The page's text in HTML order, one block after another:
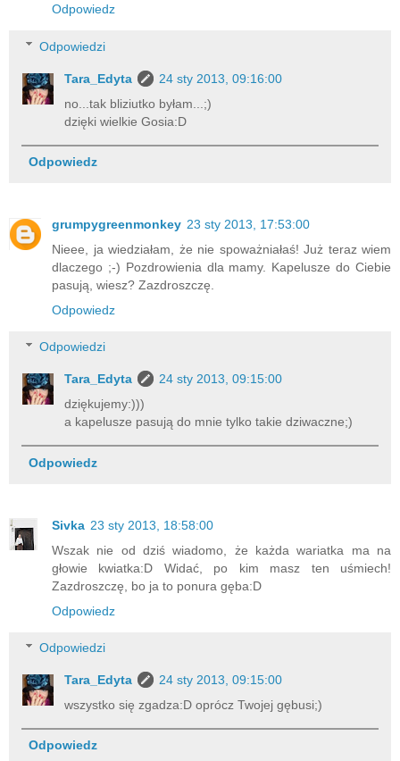
Odpowiedz
Odpowiedzi
Tara_Edyta
24 sty 2013, 09:16:00
no...tak bliziutko byłam...;)
dzięki wielkie Gosia:D
Odpowiedz
grumpygreenmonkey 23 sty 2013, 17:53:00
Nieee, ja wiedziałam, że nie spoważniałaś! Już teraz wiem
dlaczego ;-) Pozdrowienia dla mamy. Kapelusze do Ciebie
pasują, wiesz? Zazdroszczę.
Odpowiedz
Odpowiedzi
Tara_Edyta
24 sty 2013, 09:15:00
dziękujemy:)))
a kapelusze pasują do mnie tylko takie dziwaczne;)
Odpowiedz
Sivka 23 sty 2013, 18:58:00
Wszak nie od dziś wiadomo, że każda wariatka ma na
głowie kwiatka:D Widać, po kim masz ten uśmiech!
Zazdroszczę, bo ja to ponura gęba:D
Odpowiedz
Odpowiedzi
Tara_Edyta
24 sty 2013, 09:15:00
wszystko się zgadza:D oprócz Twojej gębusi;)
Odpowiedz